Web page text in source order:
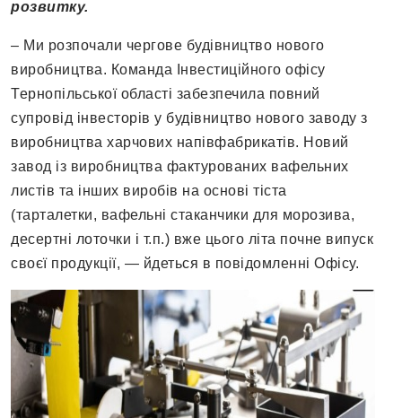
розвитку.
– Ми розпочали чергове будівництво нового
виробництва. Команда Інвестиційного офісу
Тернопільської області забезпечила повний
супровід інвесторів у будівництво нового заводу з
виробництва харчових напівфабрикатів. Новий
завод із виробництва фактурованих вафельних
листів та інших виробів на основі тіста
(тарталетки, вафельні стаканчики для морозива,
десертні лоточки і т.п.) вже цього літа почне випуск
своєї продукції, — йдеться в повідомленні Офісу.